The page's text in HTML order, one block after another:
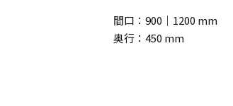
間口：900｜1200 mm
奥行：450 mm